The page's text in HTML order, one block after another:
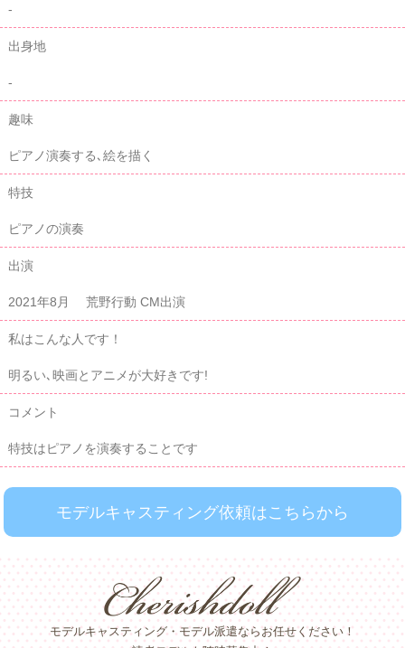
-
出身地
-
趣味
ピアノ演奏する､絵を描く
特技
ピアノの演奏
出演
2021年8月 荒野行動 CM出演
私はこんな人です！
明るい､映画とアニメが大好きです!
コメント
特技はピアノを演奏することです
モデルキャスティング依頼はこちらから
モデルキャスティング・モデル派遣ならお任せください！